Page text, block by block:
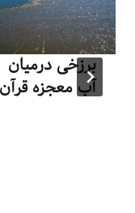
برزخی درمیان
آب معجزه قرآن